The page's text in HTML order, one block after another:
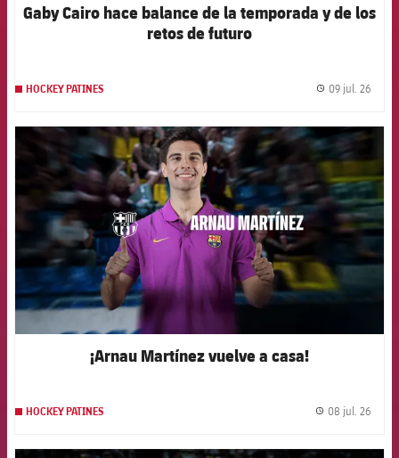
Gaby Cairo hace balance de la temporada y de los
retos de futuro
HOCKEY PATINES 09 jul. 26
FCB Barcelona badge
¡Arnau Martínez vuelve a casa!
HOCKEY PATINES 08 jul. 26